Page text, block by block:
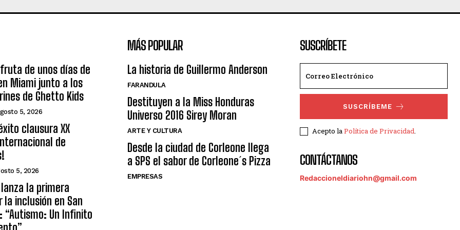
de unos días de
Miami junto a los
de Ghetto Kids
5, 2026
clausura XX
de
5, 2026
lanza la primera
inclusión en San
“Autismo: Un Infinito
MÁS POPULAR
La historia de Guillermo Anderson
FARANDULA
Destituyen a la Miss Honduras
Universo 2016 Sirey Moran
ARTE Y CULTURA
Desde la ciudad de Corleone llega
a SPS el sabor de Corleone´s Pizza
EMPRESAS
SUSCRÍBETE
SUSCRÍBEME
Acepto laPolítica de Privacidad.
CONTÁCTANOS
Redaccioneldiariohn@gmail.com